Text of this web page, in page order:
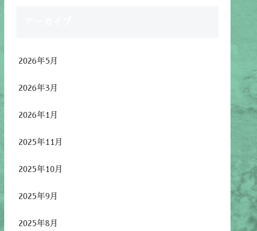
2026年5月
2026年3月
2026年1月
2025年11月
2025年10月
2025年9月
2025年8月